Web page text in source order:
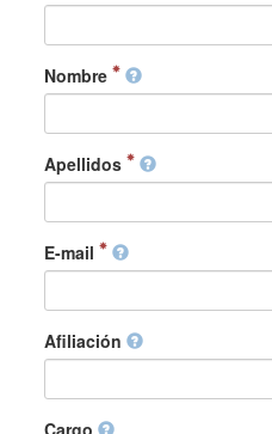
Nombre
Apellidos
E-mail
Afiliación
Cargo